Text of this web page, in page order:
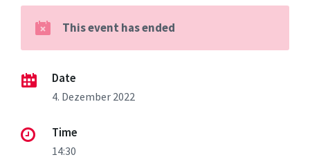
This event has ended
Date
4. Dezember 2022
Time
14:30